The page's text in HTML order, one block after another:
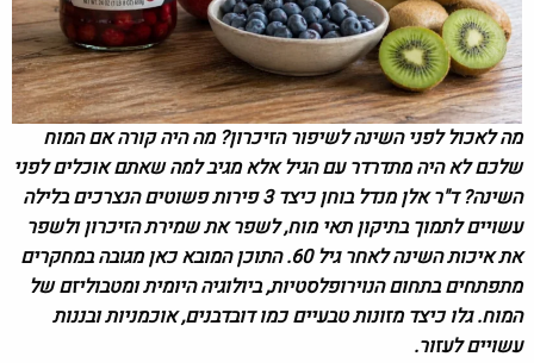
מה לאכול לפני השינה לשיפור הזיכרון? מה היה קורה אם המוח
שלכם לא היה מתדרדר עם הגיל אלא מגיב למה שאתם אוכלים לפני
השינה? ד"ר אלן מנדל בוחן כיצד 3 פירות פשוטים הנצרכים בלילה
עשויים לתמוך בתיקון תאי מוח, לשפר את שמירת הזיכרון ולשפר
את איכות השינה לאחר גיל 60. התוכן המובא כאן מגובה במחקרים
מתפתחים בתחום הנוירופלסטיות, ביולוגיה היומית ומטבוליזם של
המוח. גלו כיצד מזונות טבעיים כמו דובדבנים, אוכמניות ובננות
עשויים לעזור.